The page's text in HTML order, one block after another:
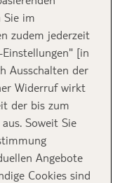
RIU Calypso Resort
für Paare ab
Zimmern ist ein
seine Lage an
der
Jandia. Hier
unternehmen
genießen.
und relaxt
Sie im
zudem jederzeit
[in
Ausschalten der
Widerruf wirkt
der bis zum
Soweit Sie
Angebote
Cookies sind